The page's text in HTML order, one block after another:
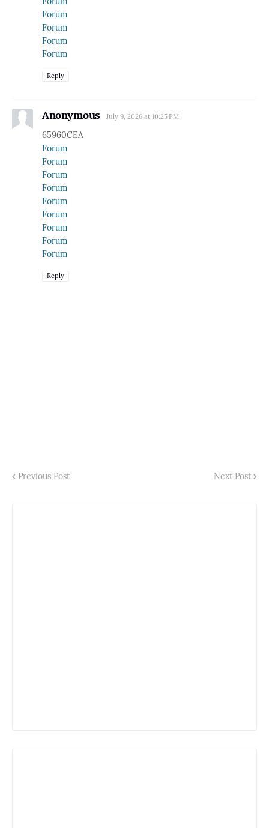
Forum
Forum
Forum
Forum
Reply
Anonymous July 9, 2026 at 10:25 PM
65960CEA
Forum
Forum
Forum
Forum
Forum
Forum
Forum
Forum
Forum
Reply
Previous Post Next Post